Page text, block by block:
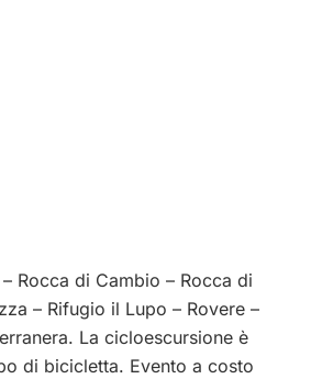
Rocca di Cambio – Rocca di
– Rifugio il Lupo – Rovere –
La cicloescursione è
di bicicletta. Evento a costo